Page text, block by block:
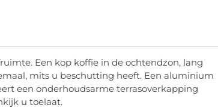
Een kop koffie in de ochtendzon, lang
mits u beschutting heeft. Een aluminium
een onderhoudsarme terrasoverkapping
u toelaat.